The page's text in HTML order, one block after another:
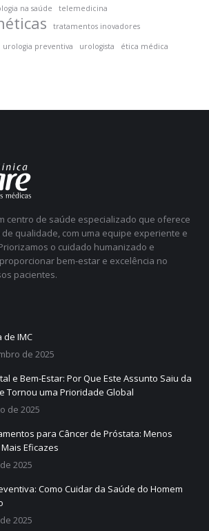
na saúde telemedicina
tratamentos inovadores
urologia preventiva urologista ética médica
centro de saúde especializado que oferece
qualidade, com uma equipe experiente e
o cuidado humanizado e
bem-estar e excelência no
pacientes.
de IMC
de 2025
e Bem-Estar: Por Que Este Assunto Saiu da
Tornou uma Prioridade Global
de 2025
para Câncer de Próstata: Menos
Eficazes
2025
Como Cuidar da Saúde do Homem
2025